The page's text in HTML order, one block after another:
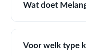
Wat doet
Voor welk type